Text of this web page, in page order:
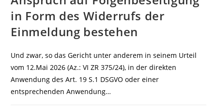
in Form des Widerrufs der
Einmeldung bestehen
Und zwar, so das Gericht unter anderem in seinem Urteil
vom 12.Mai 2026 (Az.: VI ZR 375/24), in der direkten
Anwendung des Art. 19 S.1 DSGVO oder einer
entsprechenden Anwendung…